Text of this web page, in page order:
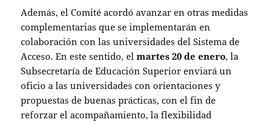
Además, el Comité acordó avanzar en otras medidas
complementarias que se implementarán en
colaboración con las universidades del Sistema de
Acceso. En este sentido, elmartes 20 de enero, la
Subsecretaría de Educación Superior enviará un
oficio a las universidades con orientaciones y
propuestas de buenas prácticas, con el fin de
reforzar el acompañamiento, la flexibilidad